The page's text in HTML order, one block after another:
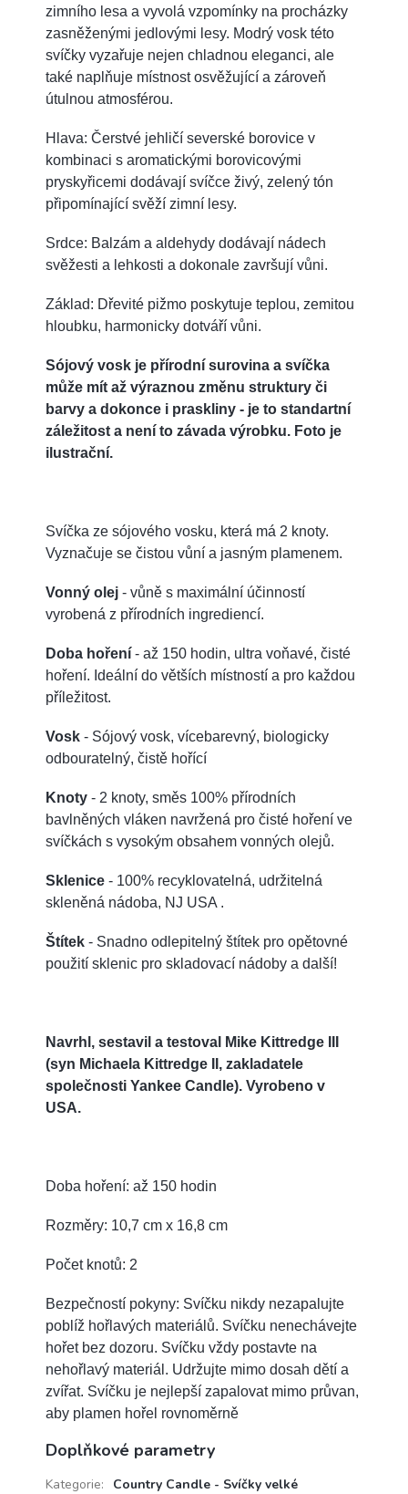
zimního lesa a vyvolá vzpomínky na procházky
zasněženými jedlovými lesy. Modrý vosk této
svíčky vyzařuje nejen chladnou eleganci, ale
také naplňuje místnost osvěžující a zároveň
útulnou atmosférou.
Hlava: Čerstvé jehličí severské borovice v
kombinaci s aromatickými borovicovými
pryskyřicemi dodávají svíčce živý, zelený tón
připomínající svěží zimní lesy.
Srdce: Balzám a aldehydy dodávají nádech
svěžesti a lehkosti a dokonale završují vůni.
Základ: Dřevité pižmo poskytuje teplou, zemitou
hloubku, harmonicky dotváří vůni.
Sójový vosk je přírodní surovina a svíčka
může mít až výraznou změnu struktury či
barvy a dokonce i praskliny - je to standartní
záležitost a není to závada výrobku. Foto je
ilustrační.
Svíčka ze sójového vosku, která má 2 knoty.
Vyznačuje se čistou vůní a jasným plamenem.
Vonný olej - vůně s maximální účinností
vyrobená z přírodních ingrediencí.
Doba hoření - až 150 hodin, ultra voňavé, čisté
hoření. Ideální do větších místností a pro každou
příležitost.
Vosk - Sójový vosk, vícebarevný, biologicky
odbouratelný, čistě hořící
Knoty - 2 knoty, směs 100% přírodních
bavlněných vláken navržená pro čisté hoření ve
svíčkách s vysokým obsahem vonných olejů.
Sklenice - 100% recyklovatelná, udržitelná
skleněná nádoba, NJ USA .
Štítek - Snadno odlepitelný štítek pro opětovné
použití sklenic pro skladovací nádoby a další!
Navrhl, sestavil a testoval Mike Kittredge III
(syn Michaela Kittredge II, zakladatele
společnosti Yankee Candle). Vyrobeno v
USA.
Doba hoření: až 150 hodin
Rozměry: 10,7 cm x 16,8 cm
Počet knotů: 2
Bezpečností pokyny: Svíčku nikdy nezapalujte
poblíž hořlavých materiálů. Svíčku nenechávejte
hořet bez dozoru. Svíčku vždy postavte na
nehořlavý materiál. Udržujte mimo dosah dětí a
zvířat. Svíčku je nejlepší zapalovat mimo průvan,
aby plamen hořel rovnoměrně
Doplňkové parametry
Kategorie:
Country Candle - Svíčky velké